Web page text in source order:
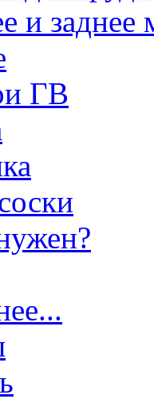
и заднее
ГВ